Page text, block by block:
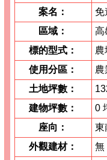
案名：
免
區域：
高
標的型式：
農
使用分區：
農
土地坪數：
建物坪數：
0
座向：
東
外觀建材：
無